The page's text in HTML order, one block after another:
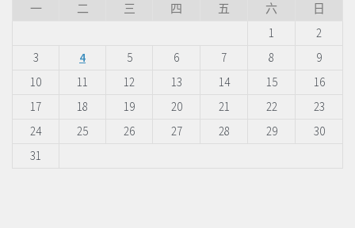
一
二 三 四 五 六
日
1
2
3
4 5 6 7 8
9
10
11 12 13 14 15
16
17
18 19 20 21 22
23
24
25 26 27 28 29
30
31